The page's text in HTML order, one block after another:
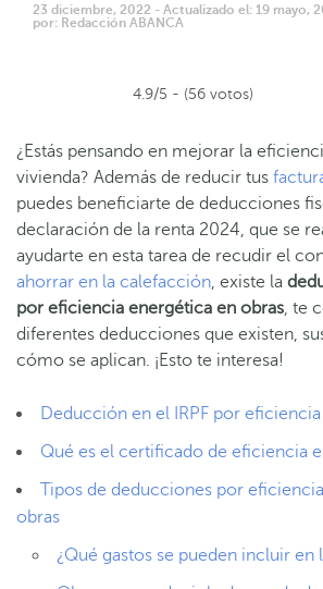
23 diciembre, 2022 - Actualizado el: 19 mayo,
por: Redacción ABANCA
4.9/5 - (56 votos)
¿Estás pensando en mejorar la
vivienda? Además de reducir tus
puedes beneficiarte de deducciones
declaración de la renta 2024, que se
ayudarte en esta tarea de recudir el
ahorrar en la calefacción, existe la
por eficiencia energética en obras, te
diferentes deducciones que existen,
cómo se aplican. ¡Esto te interesa!
Deducción en el IRPF por
Qué es el certificado de eficiencia
Tipos de deducciones por
obras
¿Qué gastos se pueden incluir en